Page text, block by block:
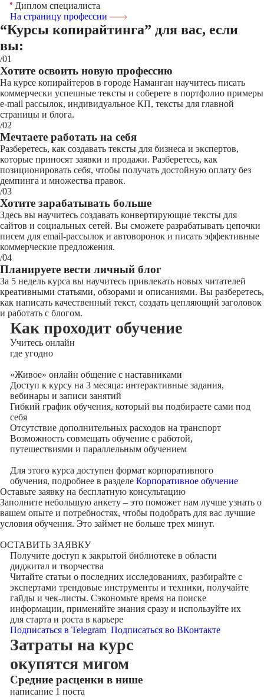
Диплом специалиста
На страницу профессии
“Курсы копирайтинга” для вас, если
вы:
/01
Хотите освоить новую профессию
На курсе копирайтеров в городе Наманган научитесь писать
коммерчески успешные тексты и соберете в портфолио примеры
e-mail рассылок, индивидуальное КП, тексты для главной
страницы и блога.
/02
Мечтаете работать на себя
Разберетесь, как создавать тексты для бизнеса и экспертов,
которые приносят заявки и продажи. Разберетесь, как
позиционировать себя, чтобы получать достойную оплату без
демпинга и множества правок.
/03
Хотите зарабатывать больше
Здесь вы научитесь создавать конвертирующие тексты для
сайтов и социальных сетей. Вы сможете разрабатывать цепочки
писем для email-рассылок и автоворонок и писать эффективные
коммерческие предложения.
/04
Планируете вести личный блог
За 5 недель курса вы научитесь привлекать новых читателей
креативными статьями, обзорами и описаниями. Вы разберетесь,
как написать качественный текст, создать цепляющий заголовок
и работать с блогом.
Как проходит обучение
Учитесь онлайн
где угодно
«Живое» онлайн общение с наставниками
Доступ к курсу на 3 месяца: интерактивные задания,
вебинары и записи занятий
Гибкий график обучения, который вы подбираете сами под
себя
Отсутствие дополнительных расходов на транспорт
Возможность совмещать обучение с работой,
путешествиями и параллельным обучением
Для этого курса доступен формат корпоративного
обучения, подробнее в разделе Корпоративное обучение
Оставьте заявку на бесплатную консультацию
Заполните небольшую анкету – это поможет нам лучше узнать о
вашем опыте и потребностях, чтобы подобрать для вас лучшие
условия обучения. Это займет не больше трех минут.
ОСТАВИТЬ ЗАЯВКУ
Получите доступ к закрытой библиотекев области
диджитал и творчества
Читайте статьи о последних исследованиях, разбирайте с
экспертами трендовые инструменты и техники, получайте
гайды и чек-листы. Сэкономьте время на поиске
информации, применяйте знания сразу и используйте их
для старта и роста в карьере
Подписаться в Telegram Подписаться во ВКонтакте
Затраты на курс
окупятся мигом
Cредние расценки в нише
написание 1 поста